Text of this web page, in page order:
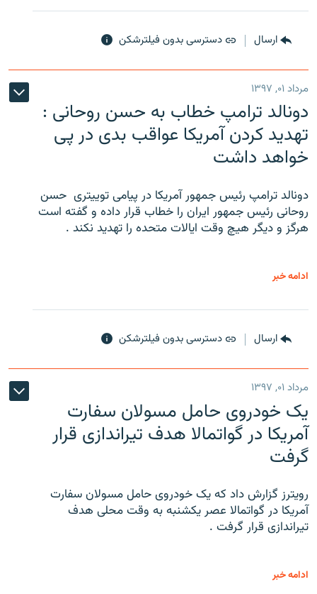
ارسال دسترسی بدون فیلترشکن
مرداد ۰۱, ۱۳۹۷
دونالد ترامپ خطاب به حسن روحانی :
تهدید کردن آمریکا عواقب بدی در پی
خواهد داشت
دونالد ترامپ رئیس جمهور آمریکا در پیامی توییتری ‌ حسن
روحانی رئیس جمهور ایران را خطاب قرار داده و گفته است
هرگز و دیگر هیچ وقت ایالات متحده را تهدید نکند .
ادامه خبر
ارسال دسترسی بدون فیلترشکن
مرداد ۰۱, ۱۳۹۷
یک خودروی حامل مسولان سفارت
آمریکا در گواتمالا هدف تیراندازی قرار
گرفت
رویترز گزارش داد که یک خودروی حامل مسولان سفارت
آمریکا در گواتمالا عصر یکشنبه به وقت محلی هدف
تیراندازی قرار گرفت .
ادامه خبر